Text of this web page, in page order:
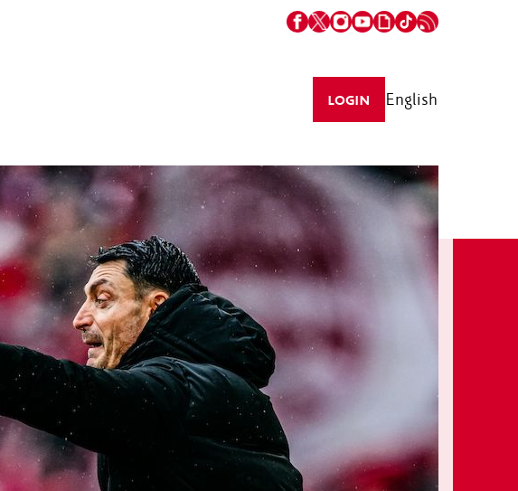
LOGIN English